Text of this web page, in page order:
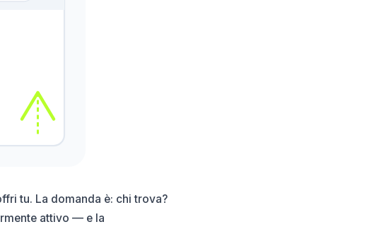
tu. La domanda è: chi trova?
attivo — e la